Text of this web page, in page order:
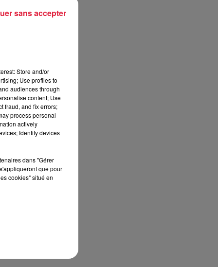
Store and/or
Use profiles to
audiences through
content; Use
fraud, and fix errors;
process personal
actively
Identify devices
dans "Gérer
que pour
cookies" situé en
sans accepter